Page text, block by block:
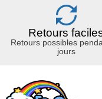
Retours
Retours possibles
jours